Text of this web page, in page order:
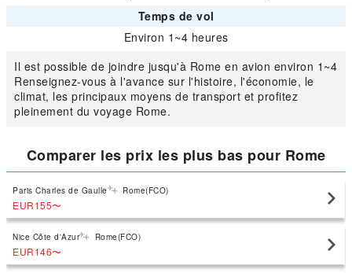
Temps de vol
Environ 1~4 heures
Il est possible de joindre jusqu'à Rome en avion environ 1~4
Renseignez-vous à l'avance sur l'histoire, l'économie, le
climat, les principaux moyens de transport et profitez
pleinement du voyage Rome.
Comparer les prix les plus bas pour Rome
Paris Charles de Gaulle Rome(FCO)
EUR155〜
Nice Côte d'Azur Rome(FCO)
EUR146〜